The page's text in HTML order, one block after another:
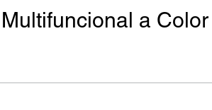
a Color